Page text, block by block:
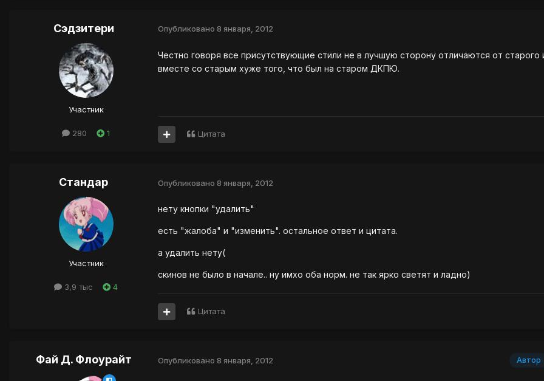
Сэдзитери
Участник
280 1
Опубликовано 8 января, 2012
Честно говоря все присутствующие стили не в лучшую сторону отличаются от старого
вместе со старым хуже того, что был на старом ДКПЮ.
Цитата
Стандар
Участник
3,9 тыс 4
Опубликовано 8 января, 2012
нету кнопки "удалить"
есть "жалоба" и "изменить". остальное ответ и цитата.
а удалить нету(
скинов не было в начале.. ну имхо оба норм. не так ярко светят и ладно)
Цитата
Фай Д. Флоурайт Автор
Опубликовано 8 января, 2012